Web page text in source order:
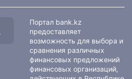
Портал bank.kz
предоставляет
возможность для выбора и
сравнения различных
финансовых предложений
финансовых организаций,